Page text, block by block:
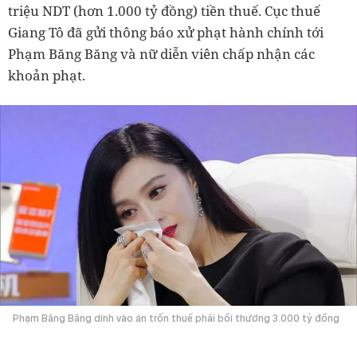
triệu NDT (hơn 1.000 tỷ đồng) tiền thuế. Cục thuế
Giang Tô đã gửi thông báo xử phạt hành chính tới
Phạm Băng Băng và nữ diễn viên chấp nhận các
khoản phạt.
Phạm Băng Băng dính vào án trốn thuế phải bồi thường 3.000 tỷ đồng